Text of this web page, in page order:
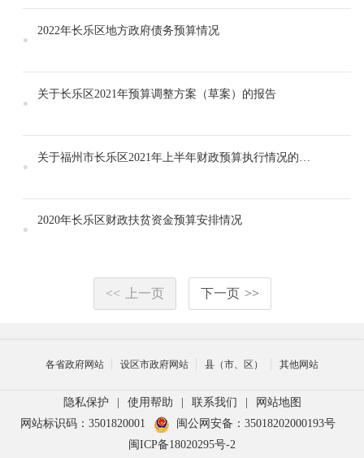
2022年长乐区地方政府债务预算情况
关于长乐区2021年预算调整方案（草案）的报告
2020年长乐区财政扶贫资金预算安排情况
<< 上一页 下一页 >>
各省政府网站 设区市政府网站 县（市、区） 其他网站
隐私保护 使用帮助 联系我们
网站地图
网站标识码：3501820001
闽公网安备：35018202000193号
闽ICP备18020295号-2